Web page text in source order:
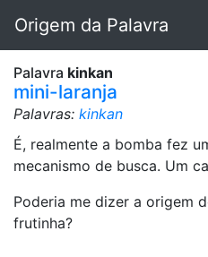
Origem da Palavra
Palavra kinkan
mini-laranja
Palavras: kinkan
É, realmente a bomba fez
mecanismo de busca. Um
Poderia me dizer a origem
frutinha?